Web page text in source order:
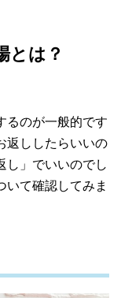
とは？
るのが一般的です
返ししたらいいの
し」でいいのでし
いて確認してみま